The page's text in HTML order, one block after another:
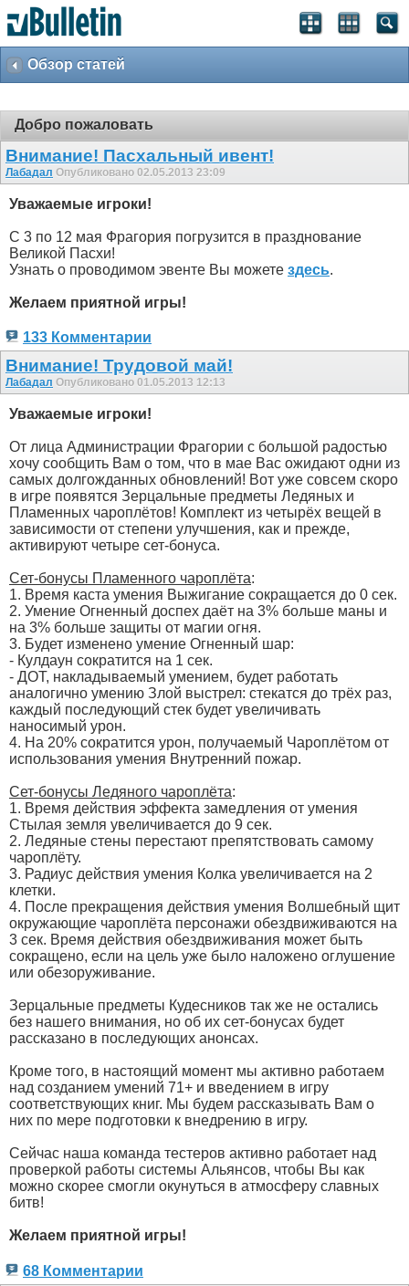
Обзор статей
Добро пожаловать
Внимание! Пасхальный ивент!
Лабадал Опубликовано 02.05.2013 23:09
Уважаемые игроки!
С 3 по 12 мая Фрагория погрузится в празднование
Великой Пасхи!
Узнать о проводимом эвенте Вы можете здесь.
Желаем приятной игры!
133 Комментарии
Внимание! Трудовой май!
Лабадал Опубликовано 01.05.2013 12:13
Уважаемые игроки!
От лица Администрации Фрагории с большой радостью
хочу сообщить Вам о том, что в мае Вас ожидают одни из
самых долгожданных обновлений! Вот уже совсем скоро
в игре появятся Зерцальные предметы Ледяных и
Пламенных чароплётов! Комплект из четырёх вещей в
зависимости от степени улучшения, как и прежде,
активируют четыре сет-бонуса.
Сет-бонусы Пламенного чароплёта:
1. Время каста умения Выжигание сокращается до 0 сек.
2. Умение Огненный доспех даёт на 3% больше маны и
на 3% больше защиты от магии огня.
3. Будет изменено умение Огненный шар:
- Кулдаун сократится на 1 сек.
- ДОТ, накладываемый умением, будет работать
аналогично умению Злой выстрел: стекатся до трёх раз,
каждый последующий стек будет увеличивать
наносимый урон.
4. На 20% сократится урон, получаемый Чароплётом от
использования умения Внутренний пожар.
Сет-бонусы Ледяного чароплёта:
1. Время действия эффекта замедления от умения
Стылая земля увеличивается до 9 сек.
2. Ледяные стены перестают препятствовать самому
чароплёту.
3. Радиус действия умения Колка увеличивается на 2
клетки.
4. После прекращения действия умения Волшебный щит
окружающие чароплёта персонажи обездвиживаются на
3 сек. Время действия обездвиживания может быть
сокращено, если на цель уже было наложено оглушение
или обезоруживание.
Зерцальные предметы Кудесников так же не остались
без нашего внимания, но об их сет-бонусах будет
рассказано в последующих анонсах.
Кроме того, в настоящий момент мы активно работаем
над созданием умений 71+ и введением в игру
соответствующих книг. Мы будем рассказывать Вам о
них по мере подготовки к внедрению в игру.
Сейчас наша команда тестеров активно работает над
проверкой работы системы Альянсов, чтобы Вы как
можно скорее смогли окунуться в атмосферу славных
битв!
Желаем приятной игры!
68 Комментарии